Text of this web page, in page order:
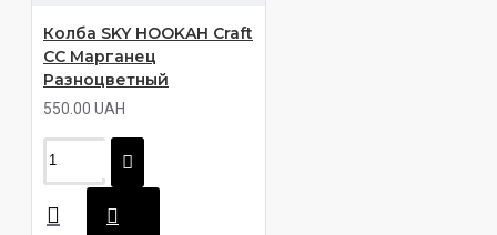
Колба SKY HOOKAH Craft
CC Марганец
Разноцветный
550.00 UAH